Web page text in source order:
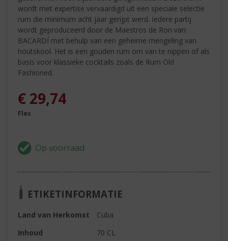
wordt met expertise vervaardigd uit een speciale selectie
rum die minimum acht jaar gerijpt werd. Iedere partij
wordt geproduceerd door de Maestros de Ron van
BACARDÍ met behulp van een geheime mengeling van
houtskool. Het is een gouden rum om van te nippen of als
basis voor klassieke cocktails zoals de Rum Old
Fashioned.
€ 29,74
Fles
ETIKETINFORMATIE
Land van Herkomst
Cuba
Inhoud
70 CL